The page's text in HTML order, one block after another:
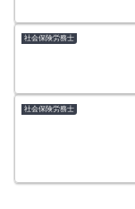
社会保険労務士
社会保険労務士